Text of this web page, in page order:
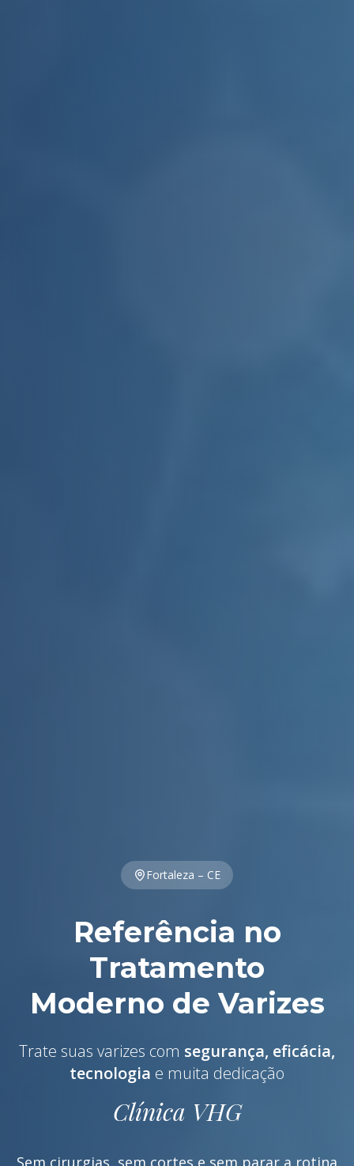
Fortaleza – CE
Referência no
Tratamento
Moderno de Varizes
Trate suas varizes com segurança, eficácia,
tecnologia e muita dedicação
Clínica VHG
Sem cirurgias, sem cortes e sem parar a rotina